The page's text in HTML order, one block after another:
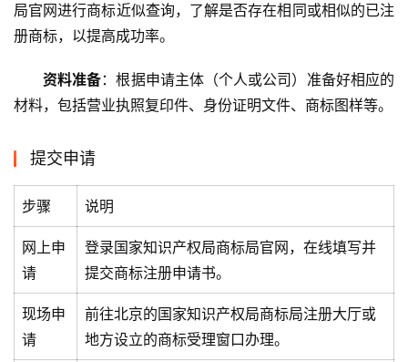
局官网进行商标近似查询，了解是否存在相同或相似的已注
册商标，以提高成功率。
资料准备：根据申请主体（个人或公司）准备好相应的
材料，包括营业执照复印件、身份证明文件、商标图样等。
提交申请
步骤 说明
网上申
请
登录国家知识产权局商标局官网，在线填写并
提交商标注册申请书。
现场申
请
前往北京的国家知识产权局商标局注册大厅或
地方设立的商标受理窗口办理。